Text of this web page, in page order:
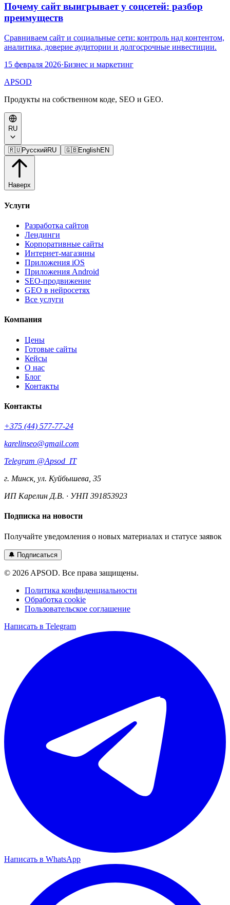
Почему сайт выигрывает у соцсетей: разбор
преимуществ
Сравниваем сайт и социальные сети: контроль над контентом,
аналитика, доверие аудитории и долгосрочные инвестиции.
15 февраля 2026·Бизнес и маркетинг
APSOD
Продукты на собственном коде, SEO и GEO.
RU
🇷🇺РусскийRU 🇬🇧EnglishEN
Наверх
Услуги
Разработка сайтов
Лендинги
Корпоративные сайты
Интернет-магазины
Приложения iOS
Приложения Android
SEO-продвижение
GEO в нейросетях
Все услуги
Компания
Цены
Готовые сайты
Кейсы
О нас
Блог
Контакты
Контакты
+375 (44) 577-77-24
karelinseo@gmail.com
Telegram @Apsod_IT
г. Минск, ул. Куйбышева, 35
ИП Карелин Д.В. · УНП 391853923
Подписка на новости
Получайте уведомления о новых материалах и статусе заявок
🔔 Подписаться
© 2026 APSOD. Все права защищены.
Политика конфиденциальности
Обработка cookie
Пользовательское соглашение
Написать в Telegram
Написать в WhatsApp